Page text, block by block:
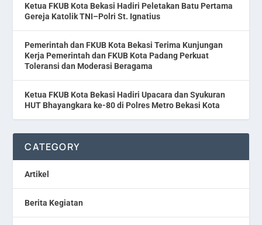
Ketua FKUB Kota Bekasi Hadiri Peletakan Batu Pertama
Gereja Katolik TNI–Polri St. Ignatius
Pemerintah dan FKUB Kota Bekasi Terima Kunjungan
Kerja Pemerintah dan FKUB Kota Padang Perkuat
Toleransi dan Moderasi Beragama
Ketua FKUB Kota Bekasi Hadiri Upacara dan Syukuran
HUT Bhayangkara ke-80 di Polres Metro Bekasi Kota
CATEGORY
Artikel
Berita Kegiatan